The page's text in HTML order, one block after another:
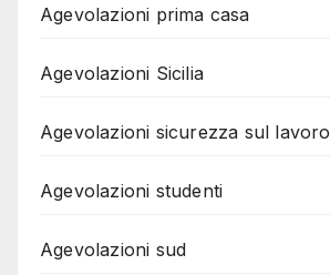
Agevolazioni prima casa
Agevolazioni Sicilia
Agevolazioni sicurezza sul lavoro
Agevolazioni studenti
Agevolazioni sud